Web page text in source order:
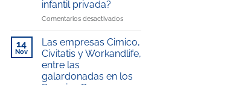
conciliación
y
familiar
Excelencia
2025
infantil privada?
Comentarios desactivadosen
ahorrar
en
el
de
14
Nov
Las empresas Cimico,
Civitatis y Workandlife,
entre las
galardonadas en los